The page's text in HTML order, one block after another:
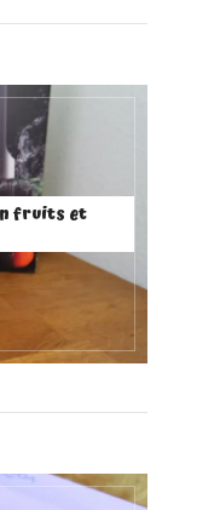
fruits et